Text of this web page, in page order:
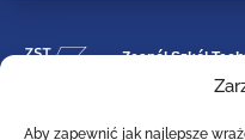
Aby zapewnić jak najlepsze
Zespół Szkół
Centrum